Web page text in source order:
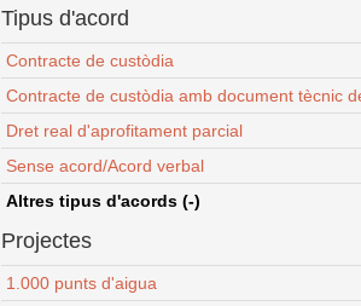
Tipus d'acord
Contracte de custòdia
Contracte de custòdia amb document tècnic
Dret real d'aprofitament parcial
Sense acord/Acord verbal
Altres tipus d'acords (-)
Projectes
1.000 punts d'aigua